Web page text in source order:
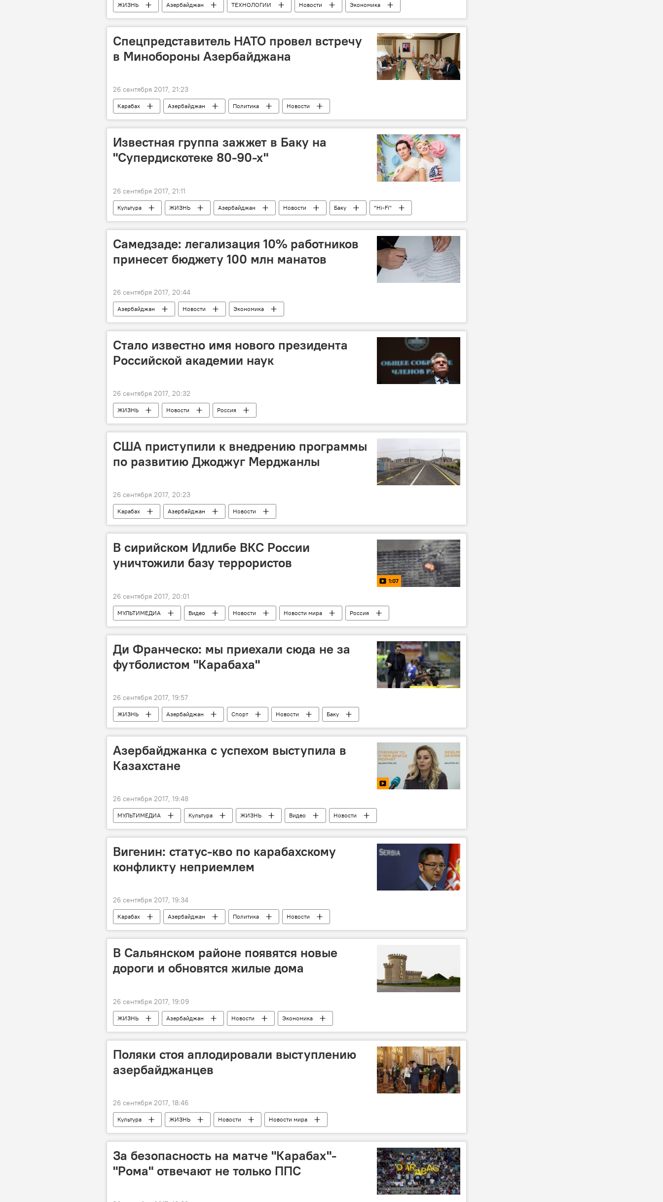
ЖИЗНЬ Азербайджан ТЕХНОЛОГИИ Новости Экономика
Спецпредставитель НАТО провел встречу
в Минобороны Азербайджана
26 сентября 2017, 21:23
Карабах Азербайджан Политика Новости
Известная группа зажжет в Баку на
"Супердискотеке 80-90-х"
26 сентября 2017, 21:11
Культура ЖИЗНЬ Азербайджан Новости Баку
"Hi-Fi"
"Супердискотека 80-90-х"
Самедзаде: легализация 10% работников
принесет бюджету 100 млн манатов
26 сентября 2017, 20:44
Азербайджан Новости Экономика
Стало известно имя нового президента
Российской академии наук
26 сентября 2017, 20:32
ЖИЗНЬ Новости Россия
США приступили к внедрению программы
по развитию Джоджуг Мерджанлы
26 сентября 2017, 20:23
Карабах Азербайджан Новости
В сирийском Идлибе ВКС России
уничтожили базу террористов
1:07
26 сентября 2017, 20:01
МУЛЬТИМЕДИА Видео Новости Новости мира Россия
Ди Франческо: мы приехали сюда не за
футболистом "Карабаха"
26 сентября 2017, 19:57
ЖИЗНЬ Азербайджан Спорт Новости
Баку
Эусебио Ди Франческо
ФК "Рома" Лига чемпионов
Азербайджанка с успехом выступила в
Казахстане
26 сентября 2017, 19:48
МУЛЬТИМЕДИА Культура ЖИЗНЬ Видео Новости
Вигенин: статус-кво по карабахскому
конфликту неприемлем
26 сентября 2017, 19:34
Карабах Азербайджан Политика Новости
В Сальянском районе появятся новые
дороги и обновятся жилые дома
26 сентября 2017, 19:09
ЖИЗНЬ Азербайджан Новости Экономика
Поляки стоя аплодировали выступлению
азербайджанцев
26 сентября 2017, 18:46
Культура ЖИЗНЬ Новости Новости мира
За безопасность на матче "Карабах"-
"Рома" отвечают не только ППС